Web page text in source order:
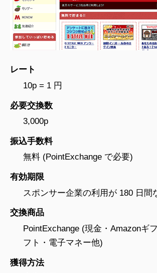
レート
10p = 1 円
必要交換数
3,000p
振込手数料
無料 (PointExchange で必要)
有効期限
スポンサー企業の利用が 180 日間
交換商品
PointExchange (現金・Amazonギ
フト・電子マネー他)
獲得方法